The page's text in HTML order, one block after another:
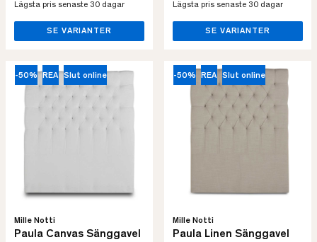
Lägsta pris senaste 30 dagar
SE VARIANTER
Lägsta pris senaste 30 dagar
SE VARIANTER
-50% REA Slut online
Mille Notti
Paula Canvas Sänggavel
-50% REA Slut online
Mille Notti
Paula Linen Sänggavel